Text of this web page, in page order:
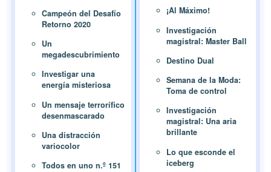
Campeón del Desafío
Retorno 2020
Un
megadescubrimiento
Investigar una
energía misteriosa
Un mensaje terrorífico
desenmascarado
Una distracción
variocolor
Todos en uno n.º 151
¡Al Máximo!
Investigación
magistral: Master Ball
Destino Dual
Semana de la Moda:
Toma de control
Investigación
magistral: Una aria
brillante
Lo que esconde el
iceberg